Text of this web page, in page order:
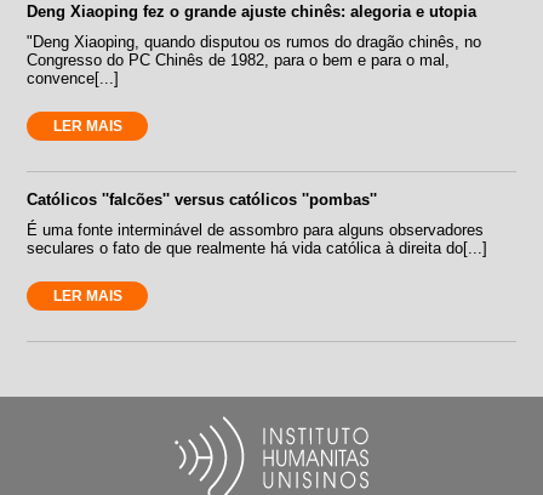
Deng Xiaoping fez o grande ajuste chinês: alegoria e utopia
"Deng Xiaoping, quando disputou os rumos do dragão chinês, no
Congresso do PC Chinês de 1982, para o bem e para o mal,
convence[...]
LER MAIS
Católicos ''falcões'' versus católicos ''pombas''
É uma fonte interminável de assombro para alguns observadores
seculares o fato de que realmente há vida católica à direita do[...]
LER MAIS